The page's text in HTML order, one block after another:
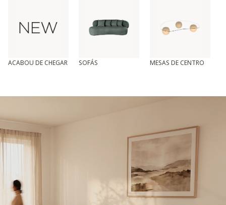
ACABOU DE CHEGAR SOFÁS MESAS DE CENTRO